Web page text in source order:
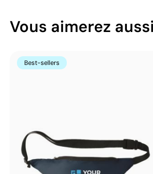
Vous aimerez aussi
Best-sellers